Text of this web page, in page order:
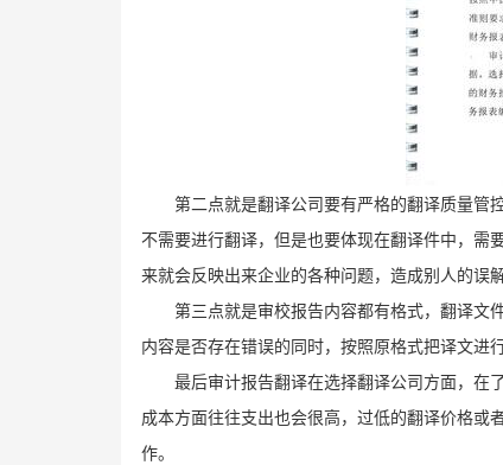
第二点就是翻译公司要有严格的翻译质量管
不需要进行翻译，但是也要体现在翻译件中，需
来就会反映出来企业的各种问题，造成别人的误
第三点就是审校报告内容都有格式，翻译文
内容是否存在错误的同时，按照原格式把译文进
最后审计报告翻译在选择翻译公司方面，在
成本方面往往支出也会很高，过低的翻译价格或
作。